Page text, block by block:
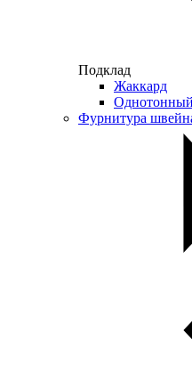
Подклад
Жаккард
Однотонный
Фурнитура